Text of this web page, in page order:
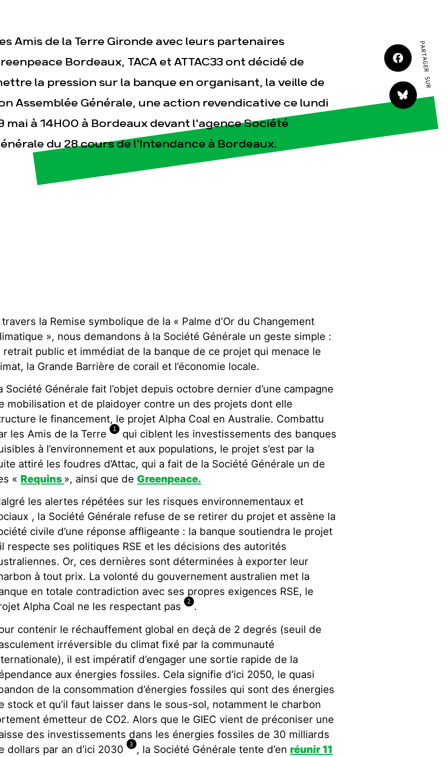
Publications Contact
Amis de la Terre Gironde avec leurs partenaires
Bordeaux, TACA et ATTAC33 ont décidé de
la pression sur la banque en organisant, la veille de
Assemblée Générale, une action revendicative ce lundi
mai à 14H00 à Bordeaux devant l'agence Société
du 28 cours de l'Intendance à Bordeaux.
PARTAGER SUR
travers la Remise symbolique de la « Palme d’Or du Changement
», nous demandons à la Société Générale un geste simple :
retrait public et immédiat de la banque de ce projet qui menace le
la Grande Barrière de corail et l’économie locale.
Société Générale fait l’objet depuis octobre dernier d’une campagne
mobilisation et de plaidoyer contre un des projets dont elle
le financement, le projet Alpha Coal en Australie. Combattu
les Amis de la Terre 1
qui ciblent les investissements des banques
à l’environnement et aux populations, le projet s’est par la
attiré les foudres d’Attac, qui a fait de la Société Générale un de
« Requins », ainsi que de Greenpeace.
les alertes répétées sur les risques environnementaux et
, la Société Générale refuse de se retirer du projet et assène la
civile d’une réponse affligeante : la banque soutiendra le projet
respecte ses politiques RSE et les décisions des autorités
Or, ces dernières sont déterminées à exporter leur
à tout prix. La volonté du gouvernement australien met la
en totale contradiction avec ses propres exigences RSE, le
Alpha Coal ne les respectant pas 2 .
contenir le réchauffement global en deçà de 2 degrés (seuil de
irréversible du climat fixé par la communauté
il est impératif d’engager une sortie rapide de la
aux énergies fossiles. Cela signifie d’ici 2050, le quasi
de la consommation d’énergies fossiles qui sont des énergies
stock et qu’il faut laisser dans le sous-sol, notamment le charbon
émetteur de CO2. Alors que le GIEC vient de préconiser une
des investissements dans les énergies fossiles de 30 milliards
dollars par an d’ici 2030 3 , la Société Générale tente d’en réunir 11